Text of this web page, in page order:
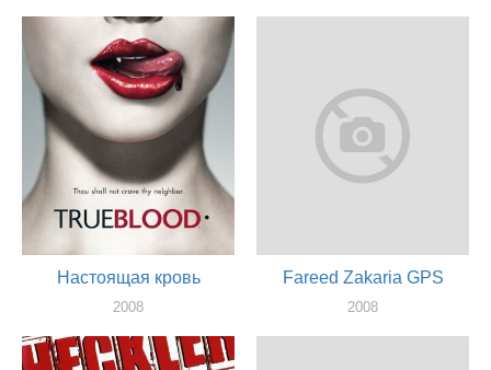
Настоящая кровь
2008
Fareed Zakaria GPS
2008